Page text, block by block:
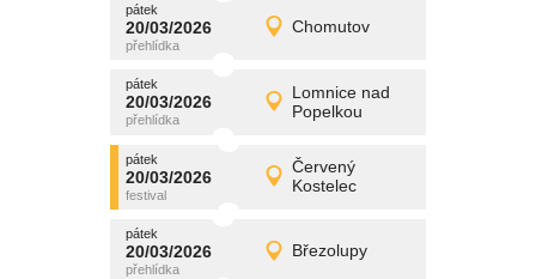
pátek
20/03/2026 Chomutov
pátek
20/03/2026 Detail
promítání
pátek
20/03/2026
Lomnice nad
Popelkou
pátek
20/03/2026 Detail
promítání
pátek
20/03/2026
Červený
Kostelec
pátek
20/03/2026 Detail
promítání
pátek
20/03/2026 Březolupy
pátek
20/03/2026 Detail
promítání